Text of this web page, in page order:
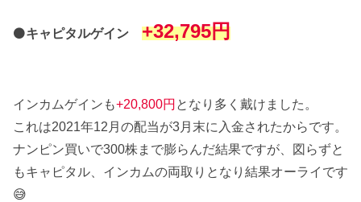
⚫キャピタルゲイン +32,795円
インカムゲインも+20,800円 となり多く戴けました。
これは2021年12月の配当が3月末に入金されたからです。
ナンピン買いで300株まで膨らんだ結果ですが、図らずと
もキャピタル、インカムの両取りとなり結果オーライです
😅